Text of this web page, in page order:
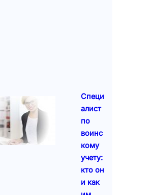
Специ
алист
по
воинс
кому
учету:
кто он
и как